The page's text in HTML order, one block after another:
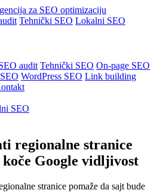
Tehnički SEO Lokalni SEO
audit Tehnički SEO On-page SEO
WordPress SEO Link building
SEO
regionalne stranice
koče Google vidljivost
stranice pomaže da sajt bude